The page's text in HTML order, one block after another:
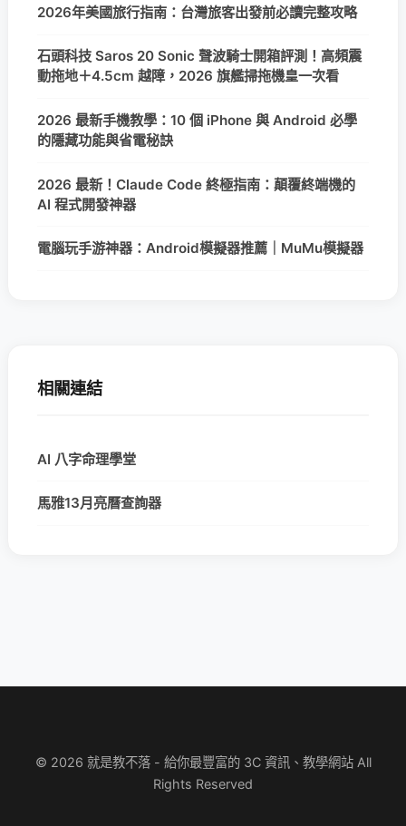
2026年美國旅行指南：台灣旅客出發前必讀完整攻略
石頭科技 Saros 20 Sonic 聲波騎士開箱評測！高頻震
動拖地＋4.5cm 越障，2026 旗艦掃拖機皇一次看
2026 最新手機教學：10 個 iPhone 與 Android 必學
的隱藏功能與省電秘訣
2026 最新！Claude Code 終極指南：顛覆終端機的
AI 程式開發神器
電腦玩手游神器：Android模擬器推薦｜MuMu模擬器
相關連結
AI 八字命理學堂
馬雅13月亮曆查詢器
© 2026 就是教不落 - 給你最豐富的 3C 資訊、教學網站 All
Rights Reserved